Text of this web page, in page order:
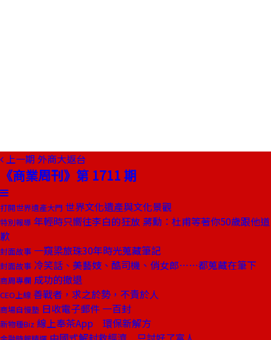
上一期 外商大返台
《商業周刊》第 1711 期
打開世界遺產大門 世界文化遺產與文化景觀
特別報導 年輕時只嚮往李白的狂放 蔣勳：杜甫等著你50歲跟他道
歉
封面故事 一窺梁旅珠30年時光蒐藏筆記
封面故事 冷笑話、美藝妓、酷司機、俏女郎⋯⋯都蒐藏在筆下
商周專欄 成功的撤退
CEO上線 善戰者，求之於勢，不責於人
商場自慢塾 日收電子郵件 一百封
新物種Biz 線上奉茶App 環保新解方